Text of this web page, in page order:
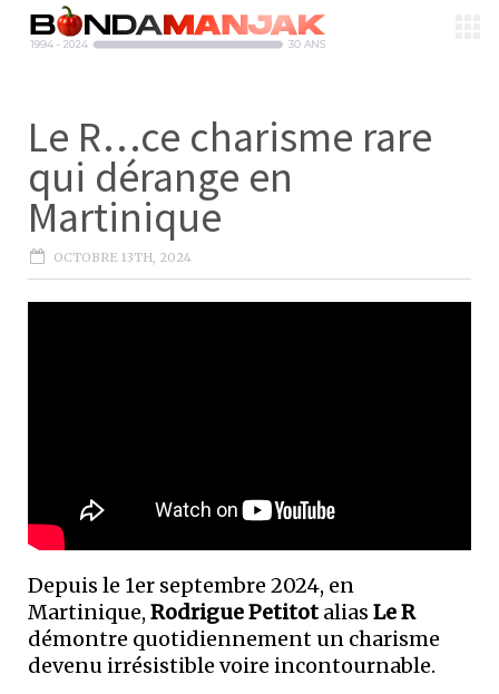
Le R…ce charisme rare
qui dérange en
Martinique
OCTOBRE 13TH, 2024
Depuis le 1er septembre 2024, en
Martinique, Rodrigue Petitot alias Le R
démontre quotidiennement un charisme
devenu irrésistible voire incontournable.